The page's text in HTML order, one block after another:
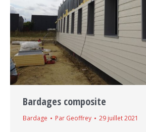
Bardages composite
Bardage Par Geoffrey 29 juillet 2021